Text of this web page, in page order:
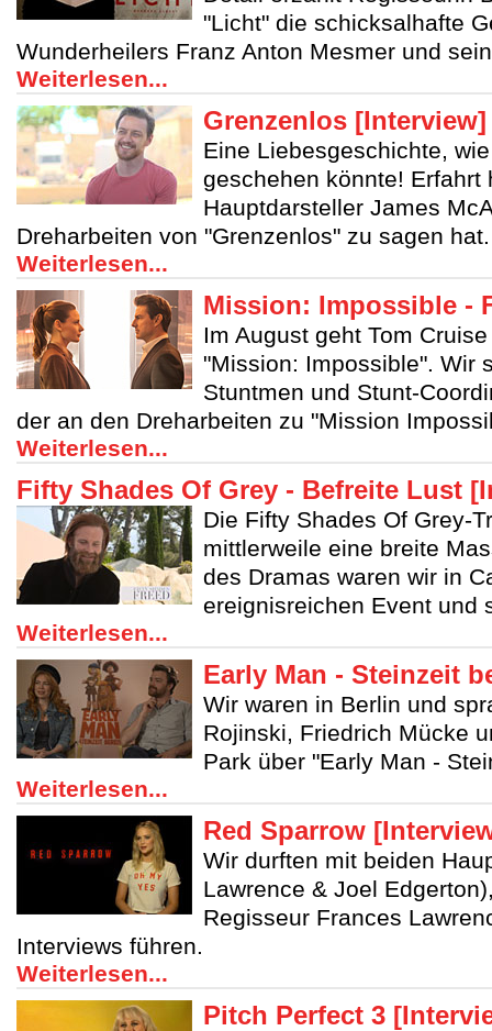
"Licht" die schicksalhafte
Wunderheilers Franz Anton Mesmer und
Weiterlesen...
Grenzenlos [Interview]
Eine Liebesgeschichte,
geschehen könnte! Erfahrt
Hauptdarsteller James
Dreharbeiten von "Grenzenlos" zu sagen hat.
Weiterlesen...
Mission: Impossible -
Im August geht Tom
"Mission: Impossible". Wir
Stuntmen und Stunt-
der an den Dreharbeiten zu "Mission
Weiterlesen...
Fifty Shades Of Grey - Befreite Lust
Die Fifty Shades Of Grey-
mittlerweile eine breite
des Dramas waren wir in
ereignisreichen Event und
Weiterlesen...
Early Man - Steinzeit
Wir waren in Berlin und
Rojinski, Friedrich Mücke
Park über "Early Man -
Weiterlesen...
Red Sparrow
Wir durften mit beiden
Lawrence & Joel
Regisseur Frances
Interviews führen.
Weiterlesen...
Pitch Perfect 3